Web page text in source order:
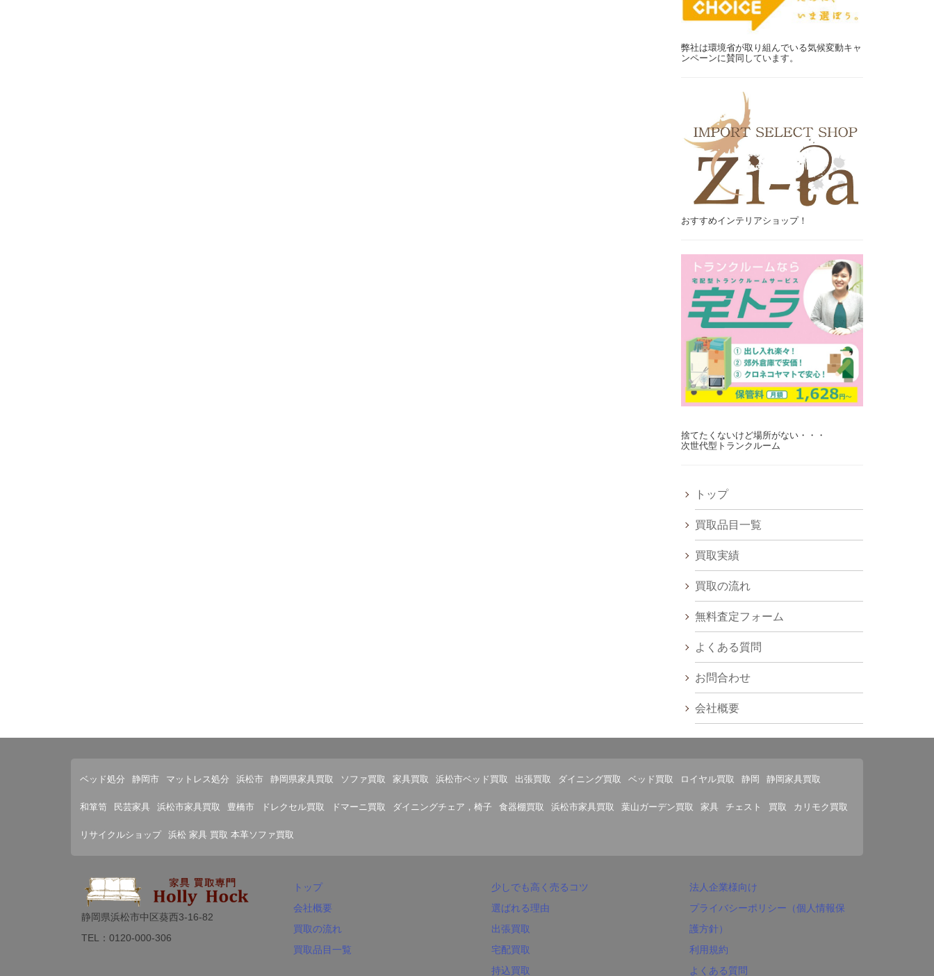
弊社は環境省が取り組んでいる気候変動キャ
ンペーンに賛同しています。
おすすめインテリアショップ！
捨てたくないけど場所がない・・・
次世代型トランクルーム
トップ
買取品目一覧
買取実績
買取の流れ
無料査定フォーム
よくある質問
お問合わせ
会社概要
ベッド処分 静岡市 マットレス処分 浜松市 静岡県家具買取 ソファ買取 家具買取 浜松市ベッド買取 出張買取 ダイニング買取 ベッド買取 ロイヤル買取 静岡 静岡家具買取
和箪笥 民芸家具 浜松市家具買取 豊橋市 ドレクセル買取 ドマーニ買取 ダイニングチェア，椅子 食器棚買取 浜松市家具買取 葉山ガーデン買取 家具 チェスト 買取 カリモク買取
リサイクルショップ 浜松 家具 買取 本革ソファ買取
静岡県浜松市中区葵西3-16-82
TEL：0120-000-306
トップ
会社概要
買取の流れ
買取品目一覧
少しでも高く売るコツ
選ばれる理由
出張買取
宅配買取
持込買取
法人企業様向け
プライバシーポリシー（個人情報保
護方針）
利用規約
よくある質問